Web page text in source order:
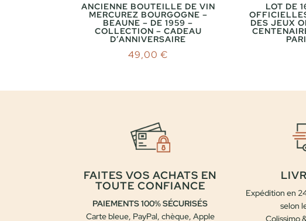
ANCIENNE BOUTEILLE DE VIN
MERCUREZ BOURGOGNE –
BEAUNE – DE 1959 –
COLLECTION – CADEAU
D’ANNIVERSAIRE
49,00€
LOT DE
DES JEUX
FAITES VOS ACHATS EN
TOUTE CONFIANCE
PAIEMENTS 100% SÉCURISÉS
Carte bleue, PayPal, chèque, Apple
Expédition en
selon
Colissimo